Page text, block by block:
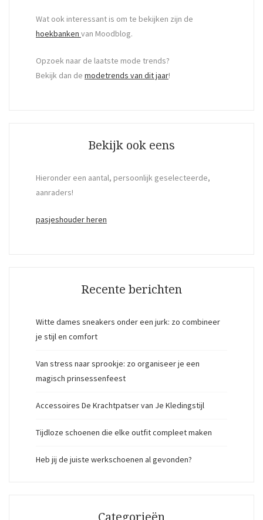
Wat ook interessant is om te bekijken zijn de
hoekbanken van Moodblog.
Opzoek naar de laatste mode trends?
Bekijk dan de modetrends van dit jaar!
Bekijk ook eens
Hieronder een aantal, persoonlijk geselecteerde,
aanraders!
pasjeshouder heren
Recente berichten
Witte dames sneakers onder een jurk: zo combineer
je stijl en comfort
Van stress naar sprookje: zo organiseer je een
magisch prinsessenfeest
Accessoires De Krachtpatser van Je Kledingstijl
Tijdloze schoenen die elke outfit compleet maken
Heb jij de juiste werkschoenen al gevonden?